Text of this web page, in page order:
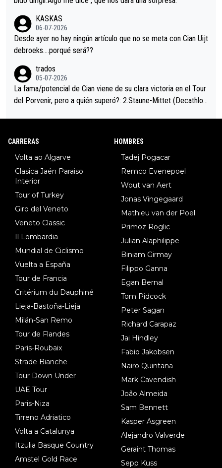
eta, a ver si por querer poner a Del Toro con calzador en posi
ción de podio UAE y Pojacar se van complicar el tour.
KASKAS
06-07-2026
Desde ayer no hay ningún artículo que no se meta con Cian Uijt
debroeks….porqué será??
trados
05-07-2026
La fama/potencial de Cian viene de su clara victoria en el Tour
del Porvenir, pero a quién superó?: 2.Staune-Mittet (Decathlon,
CARRERAS
Volta ao Algarve
Clasica Jaén Paraiso
Interior
Tour of Turkey
Giro del Veneto
Veneto Classic
Il Lombardia
Mundial de Ciclismo
Vuelta a España
Tour de Francia
Critérium du Dauphiné
Lieja-Bastoña-Lieja
Milán-San Remo
Tour de Flandes
Paris-Roubaix
Strade Bianche
Tour Down Under
UAE Tour
Paris-Niza
Tirreno Adriatico
Volta a Catalunya
Itzulia Basque Country
Amstel Gold Race
HOMBRES
Tadej Pogacar
Remco Evenepoel
Wout van Aert
Jonas Vingegaard
Mathieu van der Poel
Primoz Roglic
Julian Alaphilippe
Biniam Girmay
Filippo Ganna
Egan Bernal
Tom Pidcock
Peter Sagan
Richard Carapaz
Jai Hindley
Fabio Jakobsen
Nairo Quintana
Mark Cavendish
João Almeida
Sam Bennett
Kasper Asgreen
Alejandro Valverde
Geraint Thomas
Sepp Kuss